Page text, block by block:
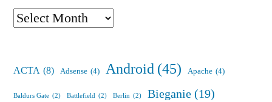
Archives
ACTA (8) Adsense (4) Android (45) Apache (4)
Baldurs Gate (2) Battlefield (2) Berlin (2) Bieganie (19)